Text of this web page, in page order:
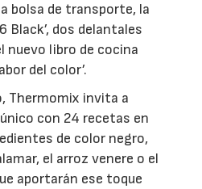
bolsa de transporte, la
Black’, dos delantales
nuevo libro de cocina
del color’.
Thermomix invita a
con 24 recetas en
de color negro,
el arroz venere o el
aportarán ese toque